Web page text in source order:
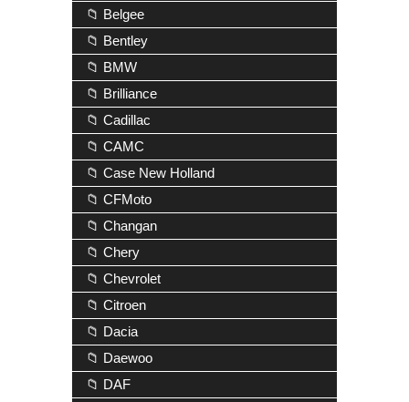
📁 Belgee
📁 Bentley
📁 BMW
📁 Brilliance
📁 Cadillac
📁 CAMC
📁 Case New Holland
📁 CFMoto
📁 Changan
📁 Chery
📁 Chevrolet
📁 Citroen
📁 Dacia
📁 Daewoo
📁 DAF